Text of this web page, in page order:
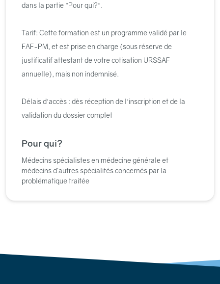
dans la partie "Pour qui?".
Tarif: Cette formation est un programme validé par le
FAF-PM, et est prise en charge (sous réserve de
justificatif attestant de votre cotisation URSSAF
annuelle), mais non indemnisé.
Délais d'accès : dès réception de l'inscription et de la
validation du dossier complet
Pour qui?
Médecins spécialistes en médecine générale et
médecins d’autres spécialités concernés par la
problématique traitée